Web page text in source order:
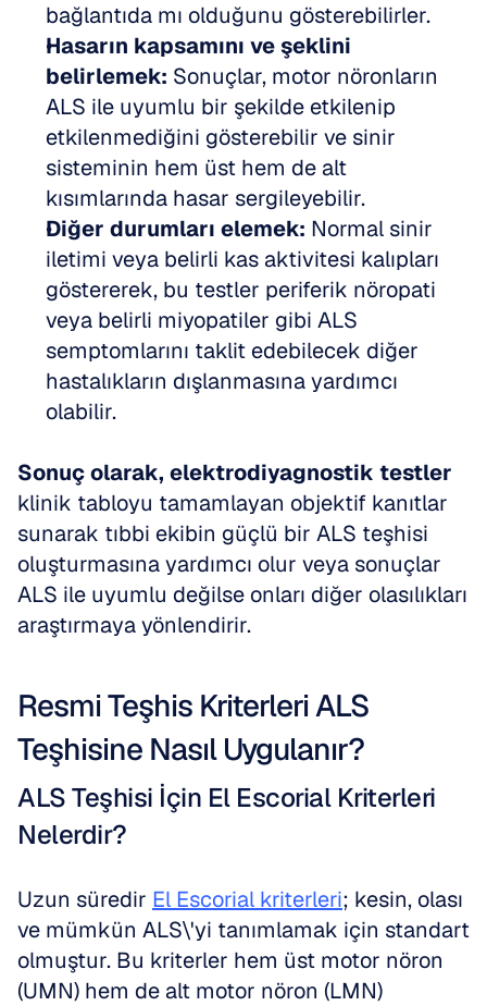
bağlantıda mı olduğunu gösterebilirler.
Hasarın kapsamını ve şeklini
belirlemek: Sonuçlar, motor nöronların
ALS ile uyumlu bir şekilde etkilenip
etkilenmediğini gösterebilir ve sinir
sisteminin hem üst hem de alt
kısımlarında hasar sergileyebilir.
Diğer durumları elemek: Normal sinir
iletimi veya belirli kas aktivitesi kalıpları
göstererek, bu testler periferik nöropati
veya belirli miyopatiler gibi ALS
semptomlarını taklit edebilecek diğer
hastalıkların dışlanmasına yardımcı
olabilir.
Sonuç olarak, elektrodiyagnostik testler
klinik tabloyu tamamlayan objektif kanıtlar
sunarak tıbbi ekibin güçlü bir ALS teşhisi
oluşturmasına yardımcı olur veya sonuçlar
ALS ile uyumlu değilse onları diğer olasılıkları
araştırmaya yönlendirir.
Resmi Teşhis Kriterleri ALS
Teşhisine Nasıl Uygulanır?
ALS Teşhisi İçin El Escorial Kriterleri
Nelerdir?
Uzun süredir El Escorial kriterleri; kesin, olası
ve mümkün ALS\'yi tanımlamak için standart
olmuştur. Bu kriterler hem üst motor nöron
(UMN) hem de alt motor nöron (LMN)